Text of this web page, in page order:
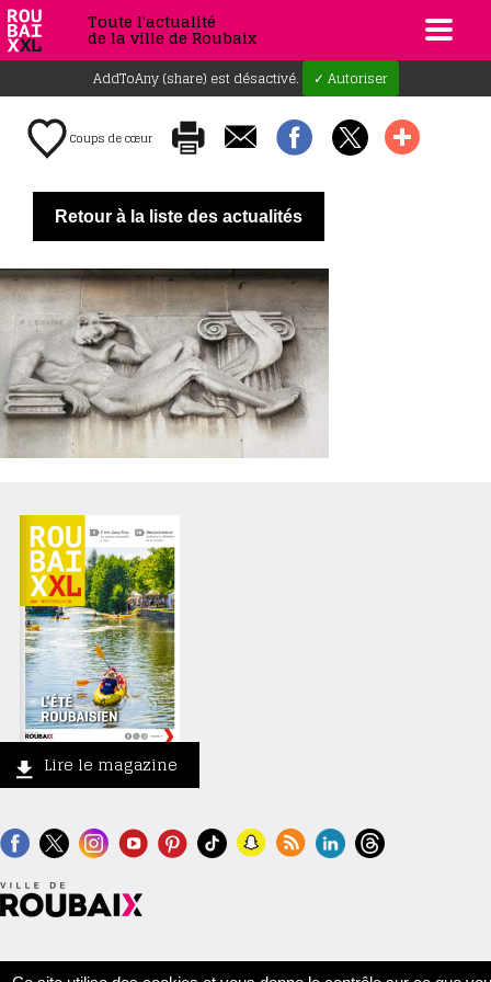
Toute l'actualité
de la ville de Roubaix
AddToAny (share) est désactivé. ✓ Autoriser
Coups de cœur
Retour à la liste des actualités
Lire le magazine
Contact Crédits Mentions légales Accessibilité